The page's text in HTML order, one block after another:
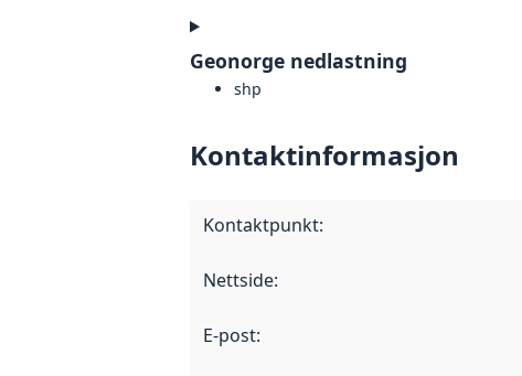
Geonorge nedlastning
shp
Kontaktinformasjon
Kontaktpunkt:
Nettside:
E-post: